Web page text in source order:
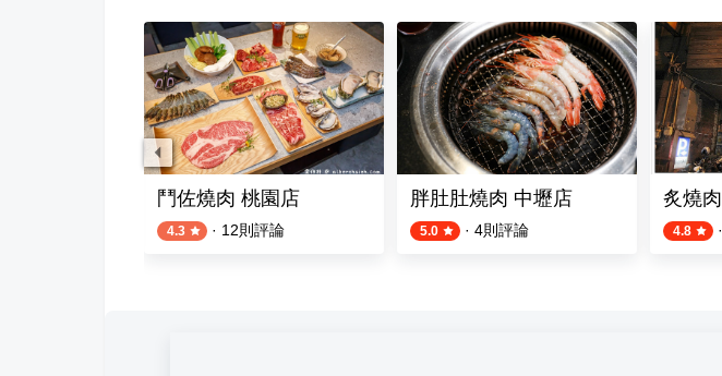
鬥佐燒肉 桃園店
4.3 · 12則評論
胖肚肚燒肉 中壢店
5.0 · 4則評論
炙燒肉
4.8 ·